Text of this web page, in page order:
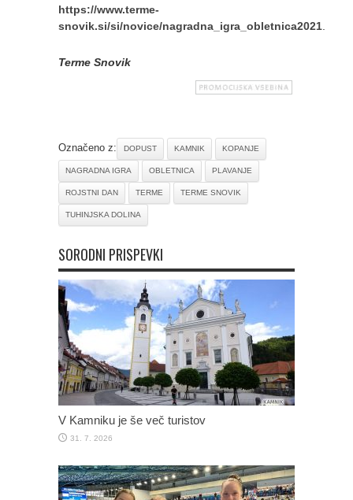
https://www.terme-
snovik.si/si/novice/nagradna_igra_obletnica2021
Terme Snovik
Označeno z: DOPUST KAMNIK KOPANJE
NAGRADNA IGRA OBLETNICA PLAVANJE
ROJSTNI DAN TERME TERME SNOVIK
TUHINJSKA DOLINA
SORODNI PRISPEVKI
V Kamniku je še več turistov
31. 7. 2026